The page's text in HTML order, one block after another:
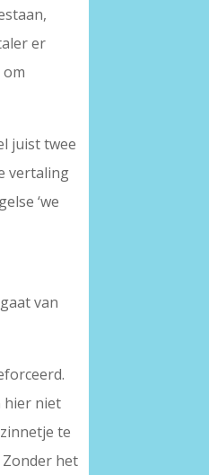
er
juist twee
vertaling
‘we
van
hier niet
te
het